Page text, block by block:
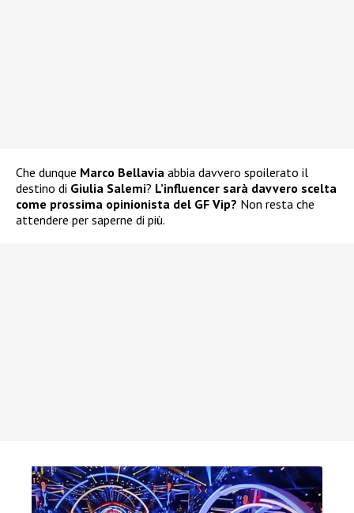
Che dunque Marco Bellavia abbia davvero spoilerato il
destino di Giulia Salemi? L’influencer sarà davvero scelta
come prossima opinionista del GF Vip? Non resta che
attendere per saperne di più.